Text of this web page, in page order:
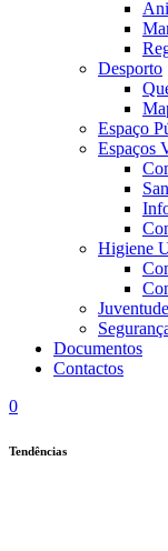
Desporto
Espaço
Espaços
Higiene
Juventude
Documentos
Contactos
0
Tendências